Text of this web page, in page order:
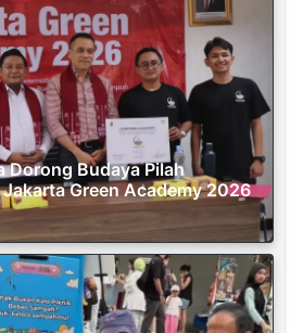
Dorong Budaya Pilah
Green Academy 2026